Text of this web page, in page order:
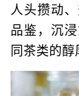
人头攒动
品鉴，沉
同茶类的醇